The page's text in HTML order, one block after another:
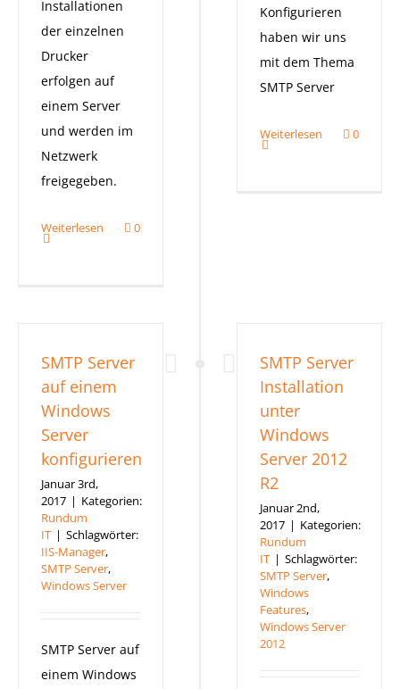
Installationen
der einzelnen
Drucker
erfolgen auf
einem Server
und werden im
Netzwerk
freigegeben.
Weiterlesen 0
Konfigurieren
haben wir uns
mit dem Thema
SMTP Server
Weiterlesen 0
SMTP Server
auf einem
Windows
Server
konfigurieren
Januar 3rd,
2017 | Kategorien:
Rundum
IT | Schlagwörter:
IIS-Manager,
SMTP Server,
Windows Server
SMTP Server auf
einem Windows
SMTP Server
Installation
unter
Windows
Server 2012
R2
Januar 2nd,
2017 | Kategorien:
Rundum
IT | Schlagwörter:
SMTP Server,
Windows
Features,
Windows Server
2012